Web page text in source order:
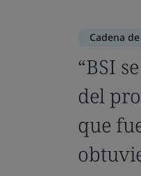
Cadena
“BSI
del
que